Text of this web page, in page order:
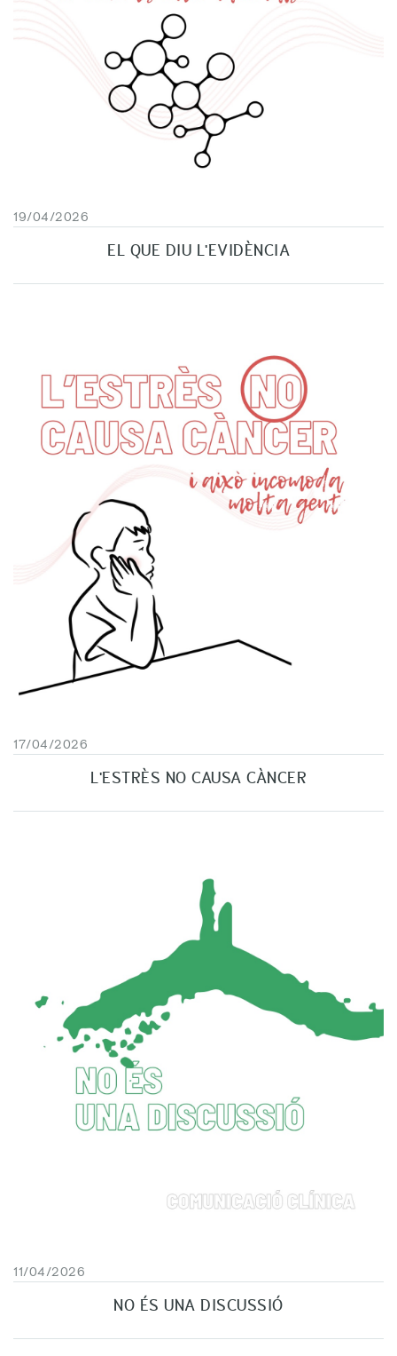
19/04/2026
EL QUE DIU L'EVIDÈNCIA
17/04/2026
L'ESTRÈS NO CAUSA CÀNCER
11/04/2026
NO ÉS UNA DISCUSSIÓ